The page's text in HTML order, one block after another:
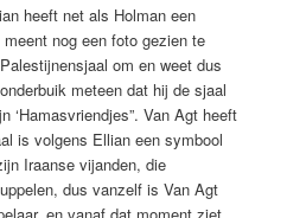
heeft net als Holman een
nog een foto gezien te
om en weet dus
meteen dat hij de sjaal
‘Hamasvriendjes”. Van Agt heeft
is volgens Ellian een symbool
Iraanse vijanden, die
dus vanzelf is Van Agt
en vanaf dat moment ziet